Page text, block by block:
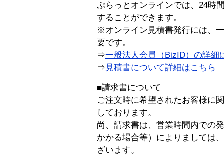
ぷらっとオンラインでは、24時
することができます。
※オンライン見積書発行には、
要です。
⇒一般法人会員（BizID）の詳細
⇒ 見積書について詳細はこちら
■請求書について
ご注文時に希望されたお客様に
しております。
尚、請求書は、営業時間内での
かかる場合等）によりましては
ざいます。